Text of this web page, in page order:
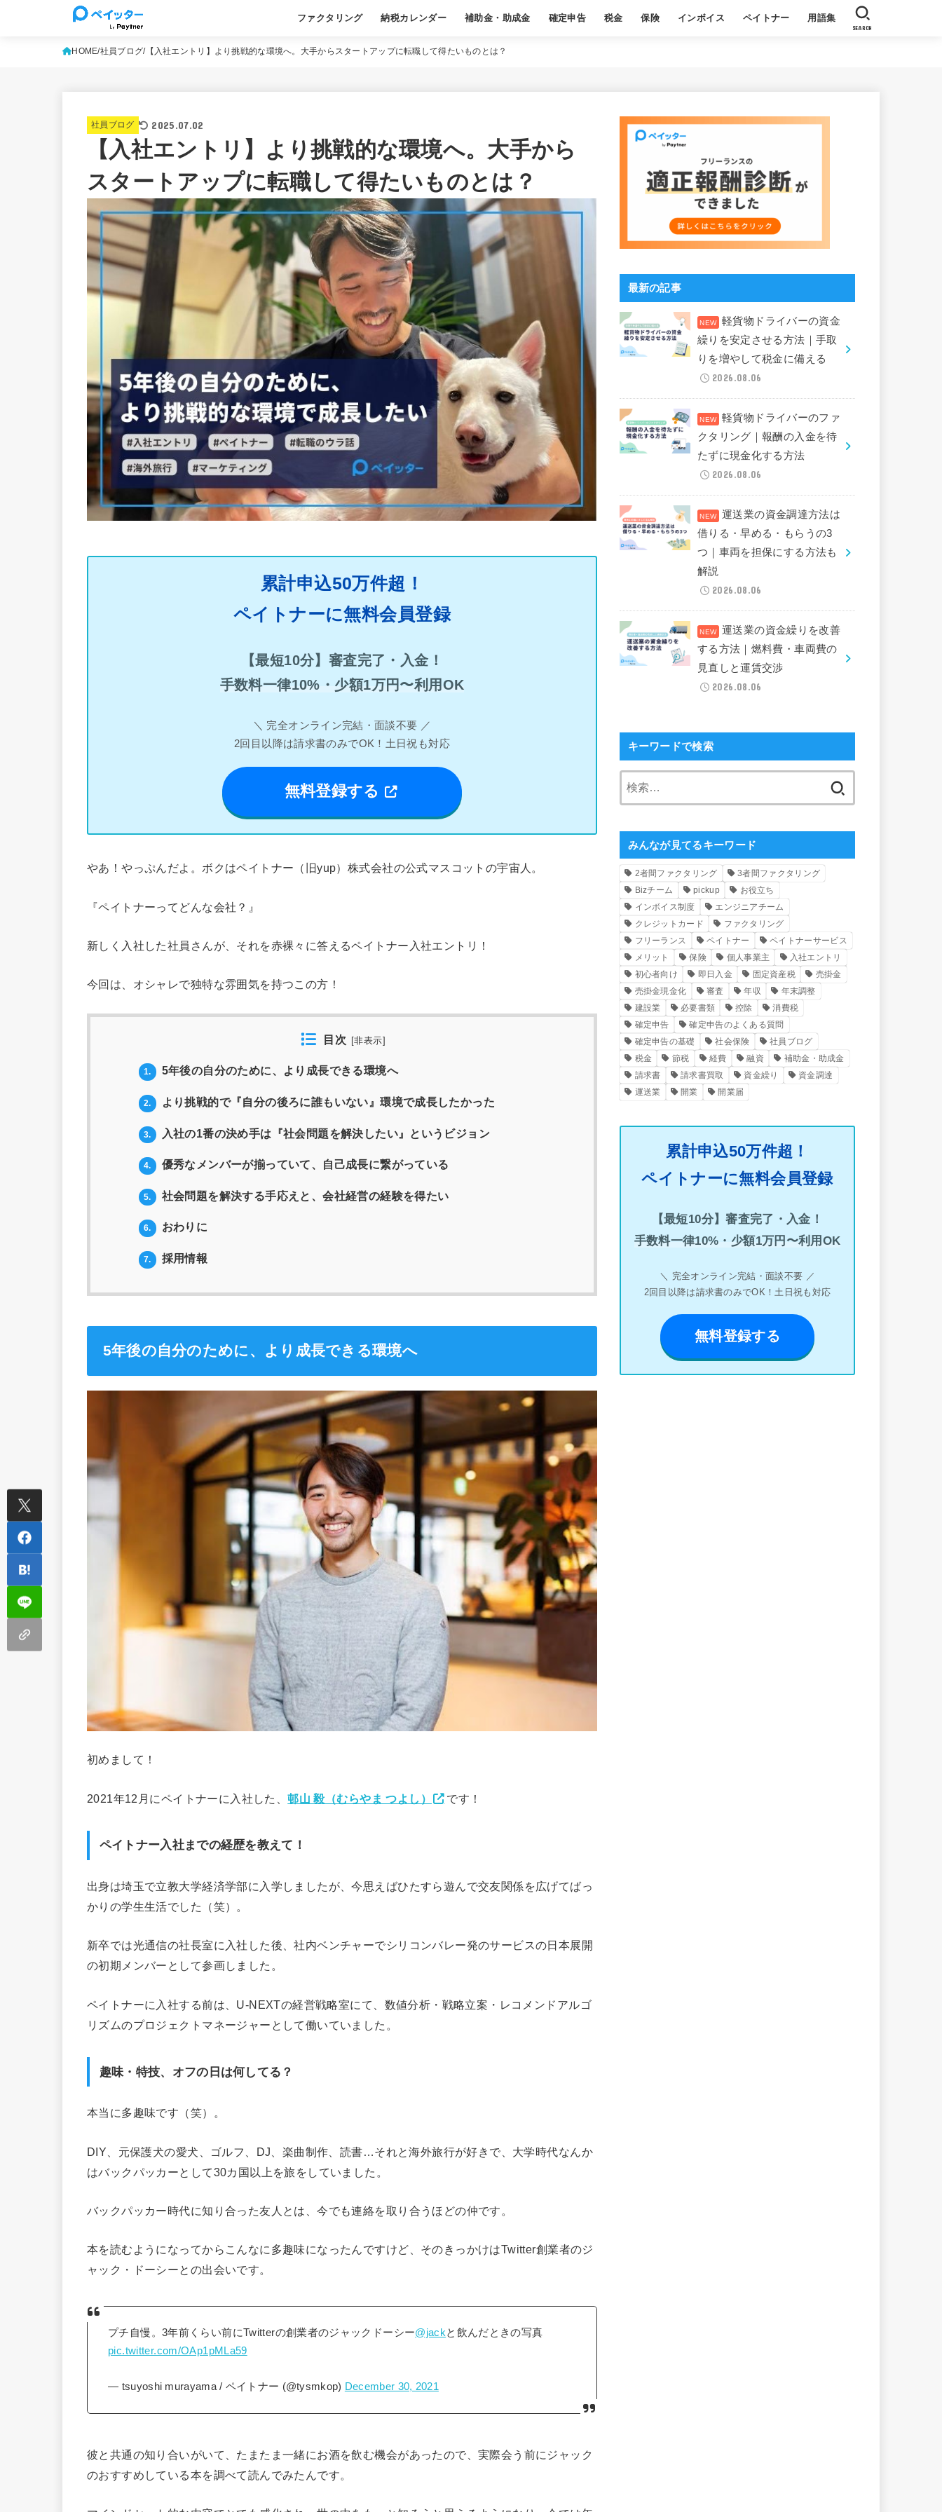
ファクタリング
基本
よくある質問
納税カレンダー 補助金・助成金
基本
職業別おすすめ
確定申告 税金 保険 インボイス ペイトナー 用語集
SEARCH
HOME 社員ブログ 【入社エントリ】より挑戦的な環境へ。大手からスタートアップに転職して得たいものとは？
社員ブログ 2025.07.02
【入社エントリ】より挑戦的な環境へ。大手から
スタートアップに転職して得たいものとは？
累計申込50万件超！
ペイトナーに無料会員登録
【最短10分】審査完了・入金！
手数料一律10%・少額1万円〜利用OK
＼ 完全オンライン完結・面談不要 ／
2回目以降は請求書のみでOK！土日祝も対応
無料登録する
やあ！やっぷんだよ。ボクはペイトナー（旧yup）株式会社の公式マスコットの宇宙人。
『ペイトナーってどんな会社？』
新しく入社した社員さんが、それを赤裸々に答えるペイトナー入社エントリ！
今回は、オシャレで独特な雰囲気を持つこの方！
目次 [非表示]
1. 5年後の自分のために、より成長できる環境へ
2. より挑戦的で『自分の後ろに誰もいない』環境で成長したかった
3. 入社の1番の決め手は『社会問題を解決したい』というビジョン
4. 優秀なメンバーが揃っていて、自己成長に繋がっている
5. 社会問題を解決する手応えと、会社経営の経験を得たい
6. おわりに
7. 採用情報
5年後の自分のために、より成長できる環境へ
初めまして！
2021年12月にペイトナーに入社した、邨山 毅（むらやま つよし） です！
ペイトナー入社までの経歴を教えて！
出身は埼玉で立教大学経済学部に入学しましたが、今思えばひたすら遊んで交友関係を広げてばっ
かりの学生生活でした（笑）。
新卒では光通信の社長室に入社した後、社内ベンチャーでシリコンバレー発のサービスの日本展開
の初期メンバーとして参画しました。
ペイトナーに入社する前は、U-NEXTの経営戦略室にて、数値分析・戦略立案・レコメンドアルゴ
リズムのプロジェクトマネージャーとして働いていました。
趣味・特技、オフの日は何してる？
本当に多趣味です（笑）。
DIY、元保護犬の愛犬、ゴルフ、DJ、楽曲制作、読書…それと海外旅行が好きで、大学時代なんか
はバックパッカーとして30カ国以上を旅をしていました。
バックパッカー時代に知り合った友人とは、今でも連絡を取り合うほどの仲です。
本を読むようになってからこんなに多趣味になったんですけど、そのきっかけはTwitter創業者のジ
ャック・ドーシーとの出会いです。
プチ自慢。3年前くらい前にTwitterの創業者のジャックドーシー@jackと飲んだときの写真
pic.twitter.com/OAp1pMLa59
— tsuyoshi murayama / ペイトナー (@tysmkop) December 30, 2021
彼と共通の知り合いがいて、たまたま一緒にお酒を飲む機会があったので、実際会う前にジャック
のおすすめしている本を調べて読んでみたんです。
最新の記事
軽貨物ドライバーの資金
繰りを安定させる方法｜手取
りを増やして税金に備える
2026.08.06
軽貨物ドライバーのファ
クタリング｜報酬の入金を待
たずに現金化する方法
2026.08.06
運送業の資金調達方法は
借りる・早める・もらうの3
つ｜車両を担保にする方法も
解説
2026.08.06
運送業の資金繰りを改善
する方法｜燃料費・車両費の
見直しと運賃交渉
2026.08.06
キーワードで検索
みんなが見てるキーワード
2者間ファクタリング
3者間ファクタリング
Bizチーム
pickup
お役立ち
インボイス制度
エンジニアチーム
クレジットカード
ファクタリング
フリーランス
ペイトナー
ペイトナーサービス
メリット
保険 個人事業主
入社エントリ
初心者向け
即日入金 固定資産税
売掛金
売掛金現金化
審査 年収
年末調整
建設業
必要書類 控除
消費税
確定申告
確定申告のよくある質問
確定申告の基礎
社会保険
社員ブログ
税金
節税 経費 融資
補助金・助成金
請求書
請求書買取 資金繰り
資金調達
運送業
開業 開業届
累計申込50万件超！
ペイトナーに無料会員登録
【最短10分】審査完了・入金！
手数料一律10%・少額1万円〜利用OK
＼ 完全オンライン完結・面談不要 ／
2回目以降は請求書のみでOK！土日祝も対応
無料登録する